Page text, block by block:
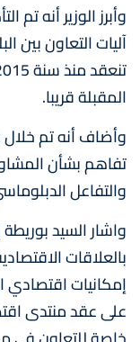
وأبرز الوزير أنه
آليات التعاون بين
المقبلة قريبا.
وأضاف أنه تم خلال
تفاهم بشأن
والتفاعل
واشار السيد
بالعلاقات
إمكانيات اقتصادي
على عقد منتدى